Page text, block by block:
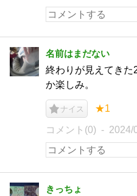
名前はまだない
終わりが見えてき
か楽しみ。
ナイス ★1
コメント(0) 2024/
きっちょ